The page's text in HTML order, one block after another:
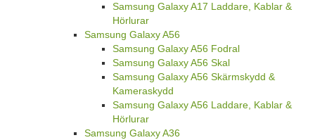
Samsung Galaxy A17 Laddare, Kablar &
Hörlurar
Samsung Galaxy A56
Samsung Galaxy A56 Fodral
Samsung Galaxy A56 Skal
Samsung Galaxy A56 Skärmskydd &
Kameraskydd
Samsung Galaxy A56 Laddare, Kablar &
Hörlurar
Samsung Galaxy A36